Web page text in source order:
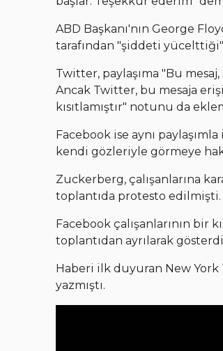
ABD Başkanı'nın George
tarafından "şiddeti yücelttiği"
Twitter, paylaşıma "Bu
Ancak Twitter, bu mesaja
kısıtlamıştır" notunu da
Facebook ise aynı
kendi gözleriyle görmeye
Zuckerberg, çalışanlarına
toplantıda protesto edilmişti.
Facebook çalışanlarının bir
toplantıdan ayrılarak
Haberi ilk duyuran New York
yazmıştı.